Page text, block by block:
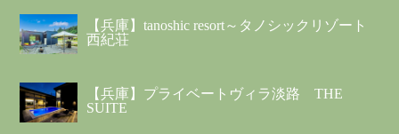
【兵庫】tanoshic resort～タノシックリゾート
西紀荘
【兵庫】プライベートヴィラ淡路 THE
SUITE